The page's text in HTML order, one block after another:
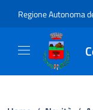
Regione Autonoma